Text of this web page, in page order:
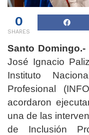
0
SHARES
Santo Domingo.-
José Ignacio
Instituto
Profesional
acordaron
una de las
de Inclusión